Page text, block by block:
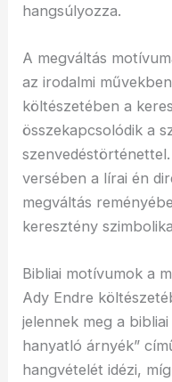
hangsúlyozza.
A megváltás
az irodalmi
költészetében a
összekapcsolódik a
versében a lírai én
megváltás
keresztény
Bibliai motívumok a
Ady Endre
jelennek meg a
hanyatló árnyék”
hangvételét idézi,